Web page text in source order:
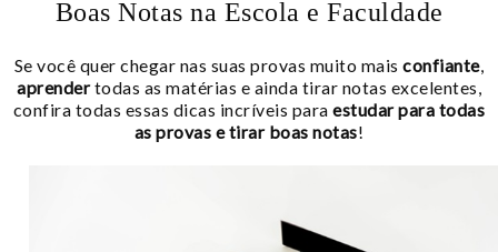
Boas Notas na Escola e Faculdade
Se você quer chegar nas suas provas muito maisconfiante,
aprendertodas as matérias e ainda tirar notas excelentes,
confira todas essas dicas incríveis paraestudar para todas
as provas e tirar boas notas!